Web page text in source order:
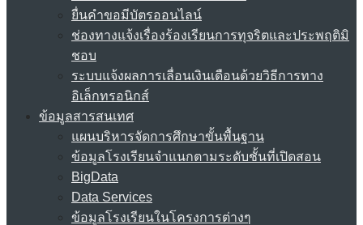
ยื่นคำขอมีบัตรออนไลน์
ช่องทางแจ้งเรื่องร้องเรียนการทุจริตและประพฤติมิ
ชอบ
ระบบแจ้งผลการเลื่อนเงินเดือนด้วยวิธีการทาง
อิเล็กทรอนิกส์
ข้อมูลสารสนเทศ
แผนบริหารจัดการศึกษาขั้นพื้นฐาน
ข้อมูลโรงเรียนจำแนกตามระดับชั้นที่เปิดสอน
BigData
Data Services
ข้อมูลโรงเรียนในโครงการต่างๆ